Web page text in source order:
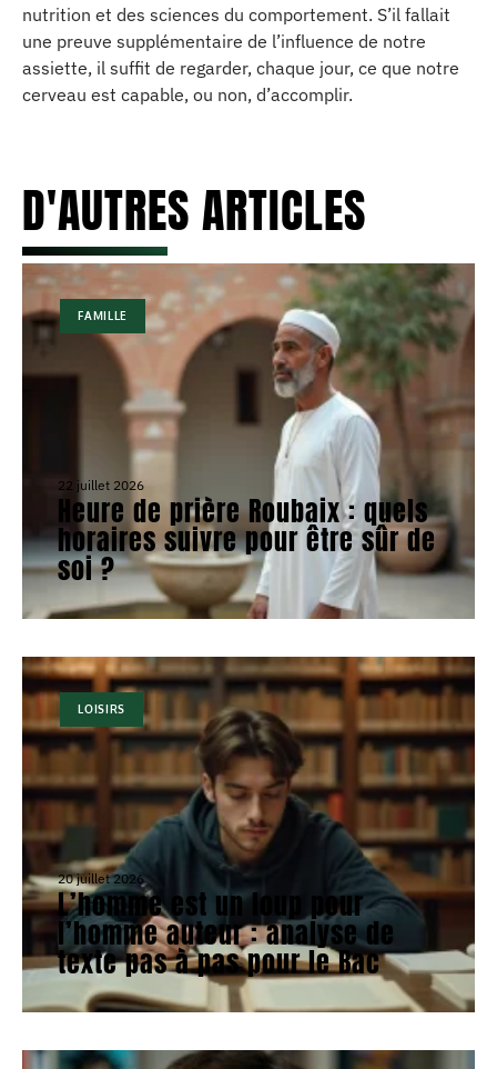
nutrition et des sciences du comportement. S’il fallait
une preuve supplémentaire de l’influence de notre
assiette, il suffit de regarder, chaque jour, ce que notre
cerveau est capable, ou non, d’accomplir.
D'AUTRES ARTICLES
FAMILLE
22 juillet 2026
Heure de prière Roubaix : quels
horaires suivre pour être sûr de
soi ?
LOISIRS
20 juillet 2026
L’homme est un loup pour
l’homme auteur : analyse de
texte pas à pas pour le Bac